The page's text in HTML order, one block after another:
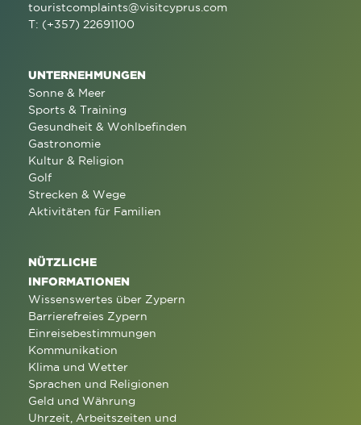
touristcomplaints@visitcyprus.com
T: (+357) 22691100
UNTERNEHMUNGEN
Sonne & Meer
Sports & Training
Gesundheit & Wohlbefinden
Gastronomie
Kultur & Religion
Golf
Strecken & Wege
Aktivitäten für Familien
NÜTZLICHE
INFORMATIONEN
Wissenswertes über Zypern
Barrierefreies Zypern
Einreisebestimmungen
Kommunikation
Klima und Wetter
Sprachen und Religionen
Geld und Währung
Uhrzeit, Arbeitszeiten und